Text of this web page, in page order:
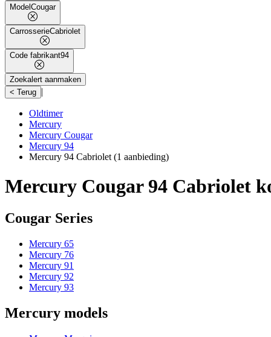
ModelCougar
CarrosserieCabriolet
Code fabrikant94
Zoekalert aanmaken
< Terug |
Oldtimer
Mercury
Mercury Cougar
Mercury 94
Mercury 94 Cabriolet (1 aanbieding)
Mercury Cougar 94 Cabriolet
Cougar Series
Mercury 65
Mercury 76
Mercury 91
Mercury 92
Mercury 93
Mercury models